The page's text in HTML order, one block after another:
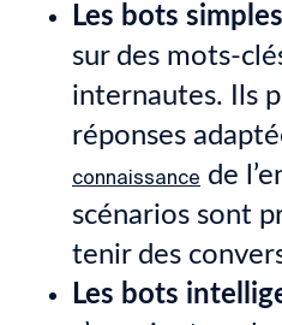
Les bots
sur des mots-
internautes. Ils
réponses
connaissance de
scénarios sont
tenir des
Les bots